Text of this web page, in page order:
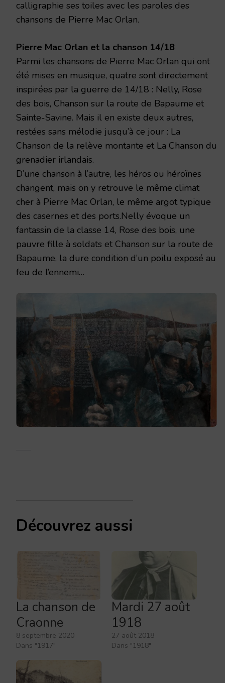
calligraphie ses toiles avec les paroles des
chansons de Pierre Mac Orlan.
Pierre Mac Orlan et la chanson 14/18
Parmi les chansons de Pierre Mac Orlan qui ont
été mises en musique, quatre sont directement
inspirées par la guerre de 14/18 : Nelly, Rose
des bois, Chanson sur la route de Bapaume et
Sainte-Savine. Mais il en existe deux autres,
restées sans mélodie jusqu’à ce jour : La
Chanson de la relève montante et La Chanson du
grenadier irlandais.
D’une chanson à l’autre, les héros ou héroïnes
changent, mais on y retrouve le même climat
cher à Pierre Mac Orlan, le même argot typique
des casernes et des ports.Nelly évoque un
fantassin de la classe 14, Rose des bois, une
pauvre fille à soldats et Chanson sur la route de
Bapaume, la dure condition d’un poilu exposé au
feu de l’ennemi…
Découvrez aussi
La chanson de
Craonne
8 septembre 2020
Dans "1917"
Mardi 27 août
1918
27 août 2018
Dans "1918"